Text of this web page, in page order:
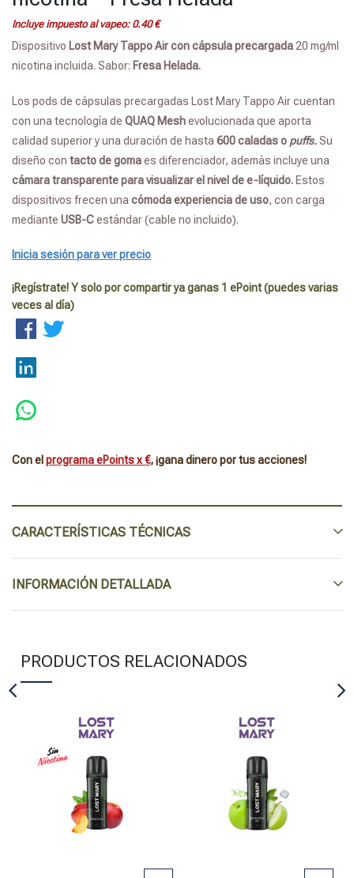
Incluye impuesto al vapeo: 0.40€
Dispositivo Lost Mary Tappo Air con cápsula precargada 20 mg/ml
nicotina incluida. Sabor: Fresa Helada.
Los pods de cápsulas precargadas Lost Mary Tappo Air cuentan
con una tecnología de QUAQ Meshevolucionada que aporta
calidad superior y una duración de hasta 600 caladas o puffs.Su
diseño con tacto de gomaes diferenciador, además incluye una
cámara transparente para visualizar el nivel de e-líquido. Estos
dispositivos frecen una cómoda experiencia de uso, con carga
mediante USB-Cestándar (cable no incluido).
Inicia sesión para ver precio
¡Regístrate! Y solo por compartir ya ganas 1 ePoint (puedes varias
veces al día)
Con el programa ePoints x €, ¡gana dinero por tus acciones!
CARACTERÍSTICAS TÉCNICAS
INFORMACIÓN DETALLADA
PRODUCTOS RELACIONADOS